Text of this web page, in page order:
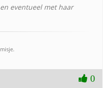
eventueel met haar
0